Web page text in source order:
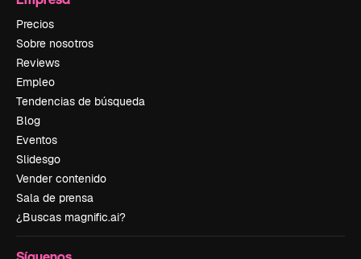
Precios
Sobre nosotros
Reviews
Empleo
Tendencias de búsqueda
Blog
Eventos
Slidesgo
Vender contenido
Sala de prensa
¿Buscas magnific.ai?